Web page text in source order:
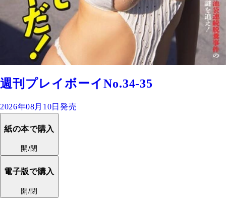
週刊プレイボーイNo.34-35
2026年08月10日発売
紙の本で購入
開/閉
電子版で購入
開/閉